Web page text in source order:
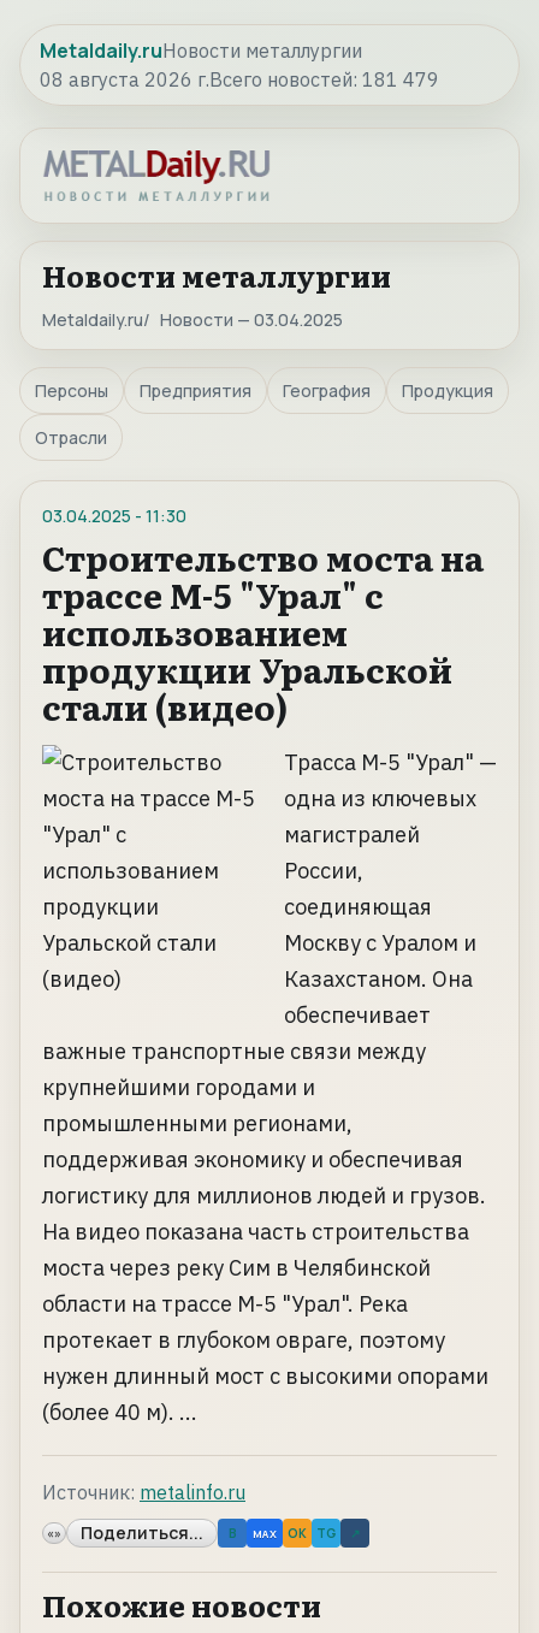
Metaldaily.ruНовости металлургии
08 августа 2026 г.Всего новостей: 181 479
Новости металлургии
Metaldaily.ru Новости — 03.04.2025
Персоны Предприятия География Продукция
Отрасли
03.04.2025 - 11:30
Строительство моста на
трассе М-5 "Урал" с
использованием
продукции Уральской
стали (видео)
Трасса М-5 "Урал" —
одна из ключевых
магистралей
России,
соединяющая
Москву с Уралом и
Казахстаном. Она
обеспечивает
важные транспортные связи между
крупнейшими городами и
промышленными регионами,
поддерживая экономику и обеспечивая
логистику для миллионов людей и грузов.
На видео показана часть строительства
моста через реку Сим в Челябинской
области на трассе М-5 "Урал". Река
протекает в глубоком овраге, поэтому
нужен длинный мост с высокими опорами
(более 40 м). ...
Источник: metalinfo.ru
«» Поделиться... B MAX OK TG ↗
Похожие новости